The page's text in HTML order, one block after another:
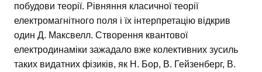
побудови теорії. Рівняння класичної теорії
електромагнітного поля і їх інтерпретацію відкрив
один Д. Максвелл. Створення квантової
електродинаміки зажадало вже колективних зусиль
таких видатних фізиків, як Н. Бор, В. Гейзенберг, В.